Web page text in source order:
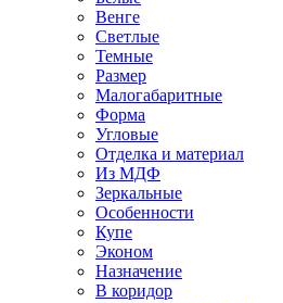
Венге
Светлые
Темные
Размер
Малогабаритные
Форма
Угловые
Отделка и материал
Из МДФ
Зеркальные
Особенности
Купе
Эконом
Назначение
В коридор